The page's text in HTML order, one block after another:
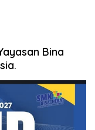
Bina